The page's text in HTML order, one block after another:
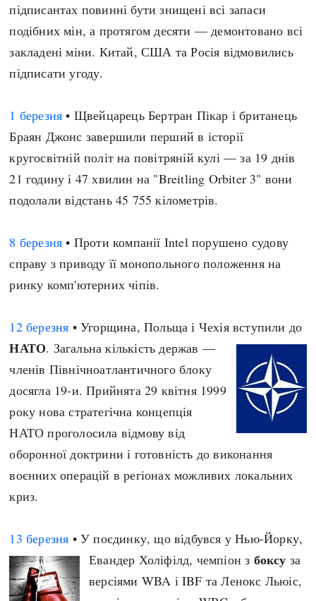
підписантах повинні бути знищені всі запаси
подібних мін, а протягом десяти — демонтовано всі
закладені міни. Китай, США та Росія відмовились
підписати угоду.
1 березня • Щвейцарець Бертран Пікар і британець
Браян Джонс завершили перший в історії
кругосвітній політ на повітряній кулі — за 19 днів
21 годину і 47 хвилин на "Breitling Orbiter 3" вони
подолали відстань 45 755 кілометрів.
8 березня • Проти компанії Intel порушено судову
справу з приводу її монопольного положення на
ринку комп'ютерних чіпів.
12 березня • Угорщина, Польща і Чехія вступили до
НАТО. Загальна кількість держав —
членів Північноатлантичного блоку
досягла 19-и. Прийнята 29 квітня 1999
року нова стратегічна концепція
НАТО проголосила відмову від
оборонної доктрини і готовність до виконання
воєнних операцій в регіонах можливих локальних
криз.
13 березня • У поєдинку, що відбувся у Нью-Йорку,
Евандер Холіфілд, чемпіон з боксу за
версіями WBA і IBF та Ленокс Льюіс,